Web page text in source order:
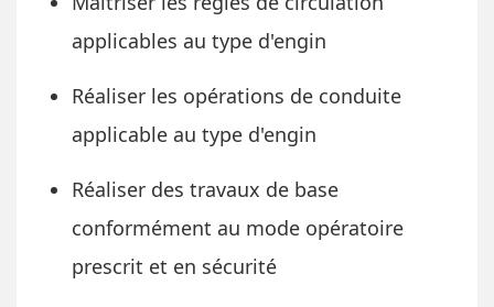
applicables au type d'engin
Réaliser les opérations de conduite
applicable au type d'engin
Réaliser des travaux de base
conformément au mode opératoire
prescrit et en sécurité